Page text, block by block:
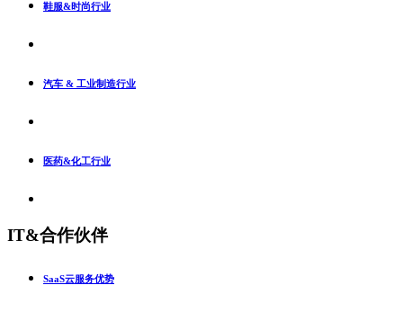
鞋服&时尚行业
汽车 & 工业制造行业
医药&化工行业
IT&合作伙伴
SaaS云服务优势